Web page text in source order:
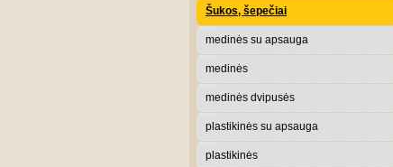
Šukos, šepečiai
medinės su apsauga
medinės
medinės dvipusės
plastikinės su apsauga
plastikinės